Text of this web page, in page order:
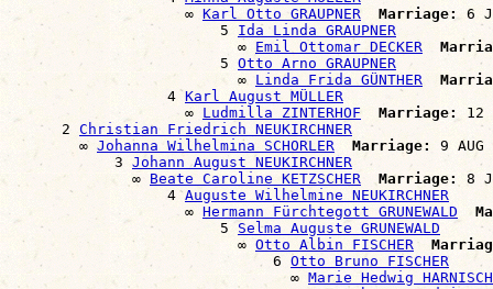
                    ∞
Karl Otto GRAUPNER Marriage:
6
                        5
Ida Linda GRAUPNER
                          ∞
Emil Ottomar DECKER
                        5
Otto Arno GRAUPNER
                          ∞
Linda Frida GÜNTHER
                  4
Karl August MÜLLER
                    ∞
Ludmilla ZINTERHOF Marriage:
12
      2
Christian Friedrich NEUKIRCHNER
        ∞
Johanna Wilhelmina SCHORLER Marriage:
9
            3
Johann August NEUKIRCHNER
              ∞
Beate Caroline KETZSCHER Marriage:
8
                  4
Auguste Wilhelmine NEUKIRCHNER
                    ∞
Hermann Fürchtegott GRUNEWALD
                        5
Selma Auguste GRUNEWALD
                          ∞
Otto Albin FISCHER
                              6
Otto Bruno FISCHER
                                ∞
Marie Hedwig HARNISCH